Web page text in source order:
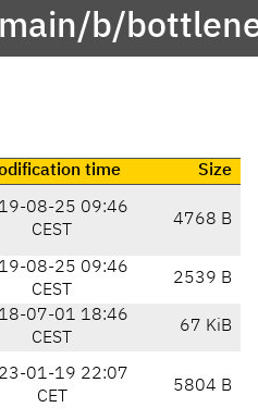
b/
time
Size
08-25 09:46
CEST
4768 B
08-25 09:46
CEST
2539 B
07-01 18:46
CEST
67 KiB
01-19 22:07
CET
5804 B